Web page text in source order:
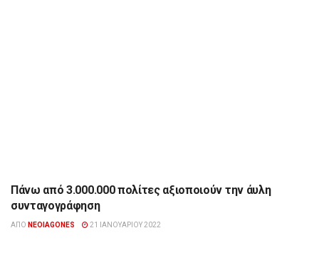
ΕΠΙΚΑΙΡΌΤΗΤΑ
Πάνω από 3.000.000 πολίτες αξιοποιούν την άυλη
συνταγογράφηση
ΑΠΌ NEOIAGONES 21 ΙΑΝΟΥΑΡΊΟΥ 2022